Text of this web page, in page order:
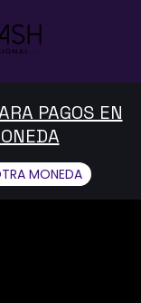
PAGOS EN
MONEDA